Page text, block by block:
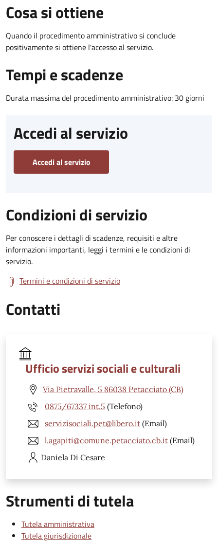
Cosa si ottiene
Quando il procedimento amministrativo si conclude
positivamente si ottiene l'accesso al servizio.
Tempi e scadenze
Durata massima del procedimento amministrativo: 30 giorni
Accedi al servizio
Accedi al servizio
Condizioni di servizio
Per conoscere i dettagli di scadenze, requisiti e altre
informazioni importanti, leggi i termini e le condizioni di
servizio.
Termini e condizioni di servizio
Contatti
Ufficio servizi sociali e culturali
Via Pietravalle, 5 86038 Petacciato (CB)
0875/67337 int.5 (Telefono)
servizisociali.pet@libero.it (Email)
l.agapiti@comune.petacciato.cb.it (Email)
Daniela Di Cesare
Strumenti di tutela
Tutela amministrativa
Tutela giurisdizionale